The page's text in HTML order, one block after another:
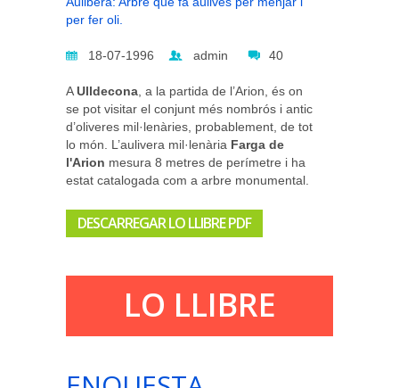
per fer oli.
18-07-1996 admin 40
AUlldecona, a la partida de l’Arion, és on
se pot visitar el conjunt més nombrós i antic
d’oliveres mil·lenàries, probablement, de tot
lo món. L’aulivera mil·lenària Farga de
l'Arion mesura 8 metres de perímetre i ha
estat catalogada com a arbre monumental.
DESCARREGAR LO LLIBRE PDF
LO LLIBRE